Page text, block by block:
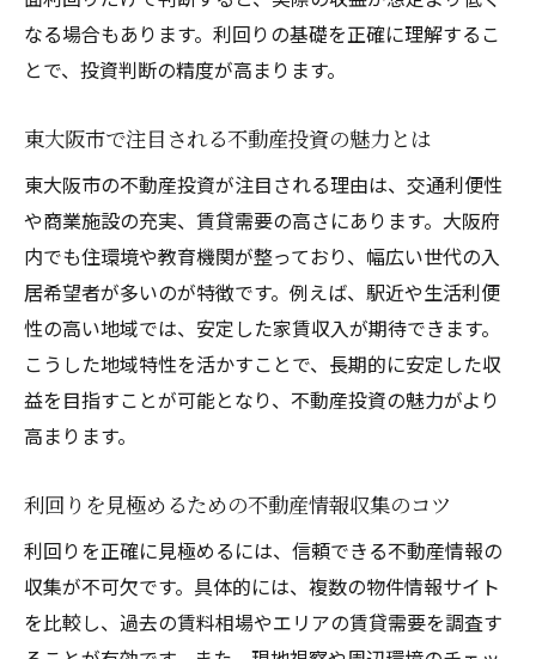
とは
利回りが高い不動産物件に潜むリスクを検
利回りを重視するなら東大阪市が注目
不動産投資で東大阪市が注目される理由を
解説
東大阪市の不動産利回り相場とその特徴を
知る
不動産利回りで東大阪市を選ぶメリットを
比較
利回りを重視した不動産物件の選び方のポ
東大阪市の地域特性が利回りに与える影響
安定収益へ導く不動産利回りの見極め方
不動産の利回りを正しく見極めるための着
眼点
なる場合もあります。利回りの基礎を正確に理解するこ
とで、投資判断の精度が高まります。
東大阪市で注目される不動産投資の魅力とは
東大阪市の不動産投資が注目される理由は、交通利便性
や商業施設の充実、賃貸需要の高さにあります。大阪府
内でも住環境や教育機関が整っており、幅広い世代の入
居希望者が多いのが特徴です。例えば、駅近や生活利便
性の高い地域では、安定した家賃収入が期待できます。
こうした地域特性を活かすことで、長期的に安定した収
益を目指すことが可能となり、不動産投資の魅力がより
高まります。
利回りを見極めるための不動産情報収集のコツ
利回りを正確に見極めるには、信頼できる不動産情報の
収集が不可欠です。具体的には、複数の物件情報サイト
を比較し、過去の賃料相場やエリアの賃貸需要を調査す